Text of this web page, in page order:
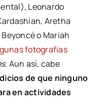
Leonardo
Aretha
o Mariah
fotografías
. Aun así, cabe
de que ninguno
en actividades